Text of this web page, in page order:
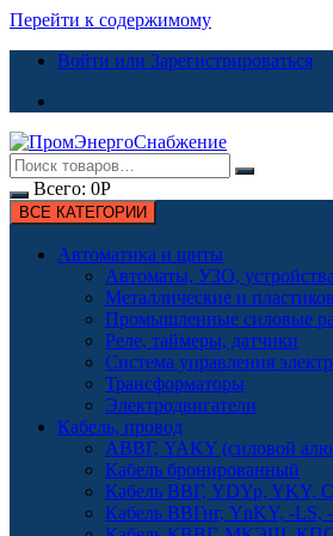
Перейти к содержимому
Войти или Зарегистрироваться
Всего: 0Р
ВСЕ КАТЕГОРИИ
Автоматика и щиты
Автоматы, УЗО,
Металлические и
Промышленные силовые
Реле, таймеры, датчики
Система управления
Трансформаторы
Электродвигатели
Кабель, провод
АВВГ, YAKY (силовой
Кабель бронированный
Кабель ВВГ, YDYp, YKY,
Кабель ВВГнг, YnKY, -LS,